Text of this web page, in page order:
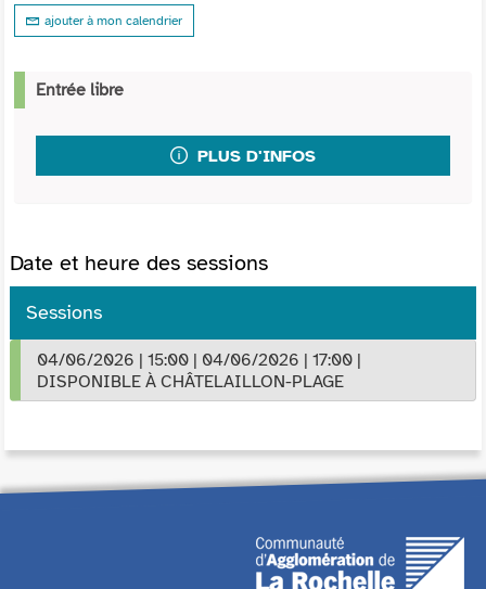
ajouter à mon calendrier
Entrée libre
PLUS D'INFOS
Date et heure des sessions
Sessions
04/06/2026 | 15:00 | 04/06/2026 | 17:00 |
DISPONIBLE À CHÂTELAILLON-PLAGE